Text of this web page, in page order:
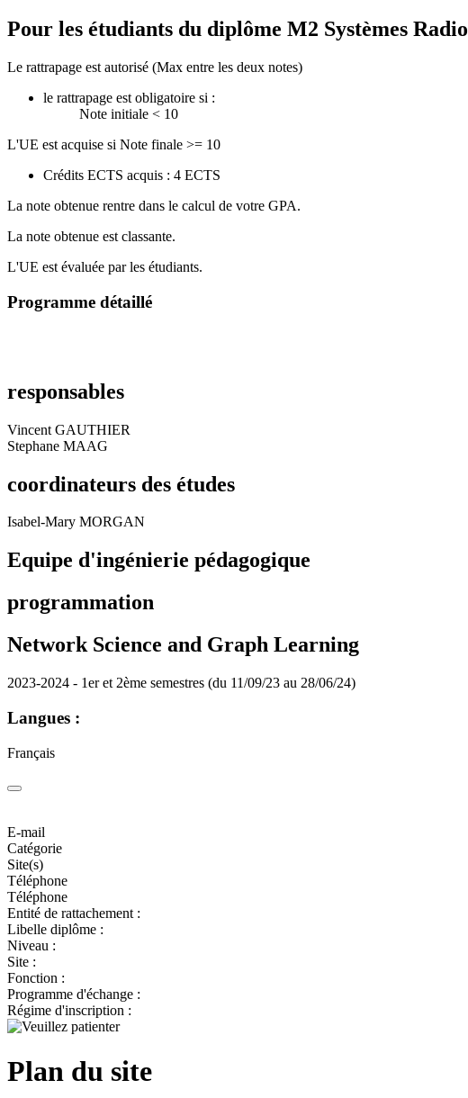
Pour les étudiants du diplôme M2 Systèmes Radio
Le rattrapage est autorisé (Max entre les deux notes)
le rattrapage est obligatoire si :
Note initiale < 10
L'UE est acquise si Note finale >= 10
Crédits ECTS acquis : 4 ECTS
La note obtenue rentre dans le calcul de votre GPA.
La note obtenue est classante.
L'UE est évaluée par les étudiants.
Programme détaillé
responsables
Vincent GAUTHIER
Stephane MAAG
coordinateurs des études
Isabel-Mary MORGAN
Equipe d'ingénierie pédagogique
programmation
Network Science and Graph Learning
2023-2024 - 1er et 2ème semestres (du 11/09/23 au 28/06/24)
Langues :
Français
E-mail
Catégorie
Site(s)
Téléphone
Téléphone
Entité de rattachement :
Libelle diplôme :
Niveau :
Site :
Fonction :
Programme d'échange :
Régime d'inscription :
Plan du site